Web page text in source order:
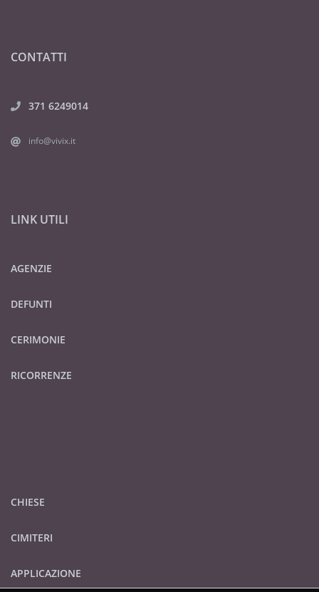
CONTATTI
371 6249014
info@vivix.it
LINK UTILI
AGENZIE
DEFUNTI
CERIMONIE
RICORRENZE
CHIESE
CIMITERI
APPLICAZIONE